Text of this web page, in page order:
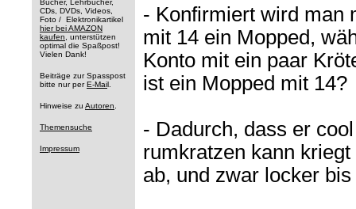
Bücher, Lehrbücher,
CDs, DVDs, Videos,
Foto / Elektronikartikel
hier bei AMAZON
kaufen, unterstützen
optimal die Spaßpost!
Vielen Dank!
Beiträge zur Spasspost
bitte nur per E-Mai l.
Hinweise zu Autoren.
Themensuche
Impressum
- Konfirmiert wird man
mit 14 ein Mopped,
Konto mit ein paar
ist ein Mopped mit 14?
- Dadurch, dass er
rumkratzen kann
ab, und zwar locker